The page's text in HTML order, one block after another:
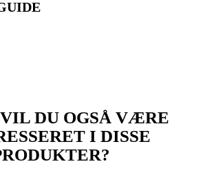
DU OGSÅ VÆRE
I DISSE